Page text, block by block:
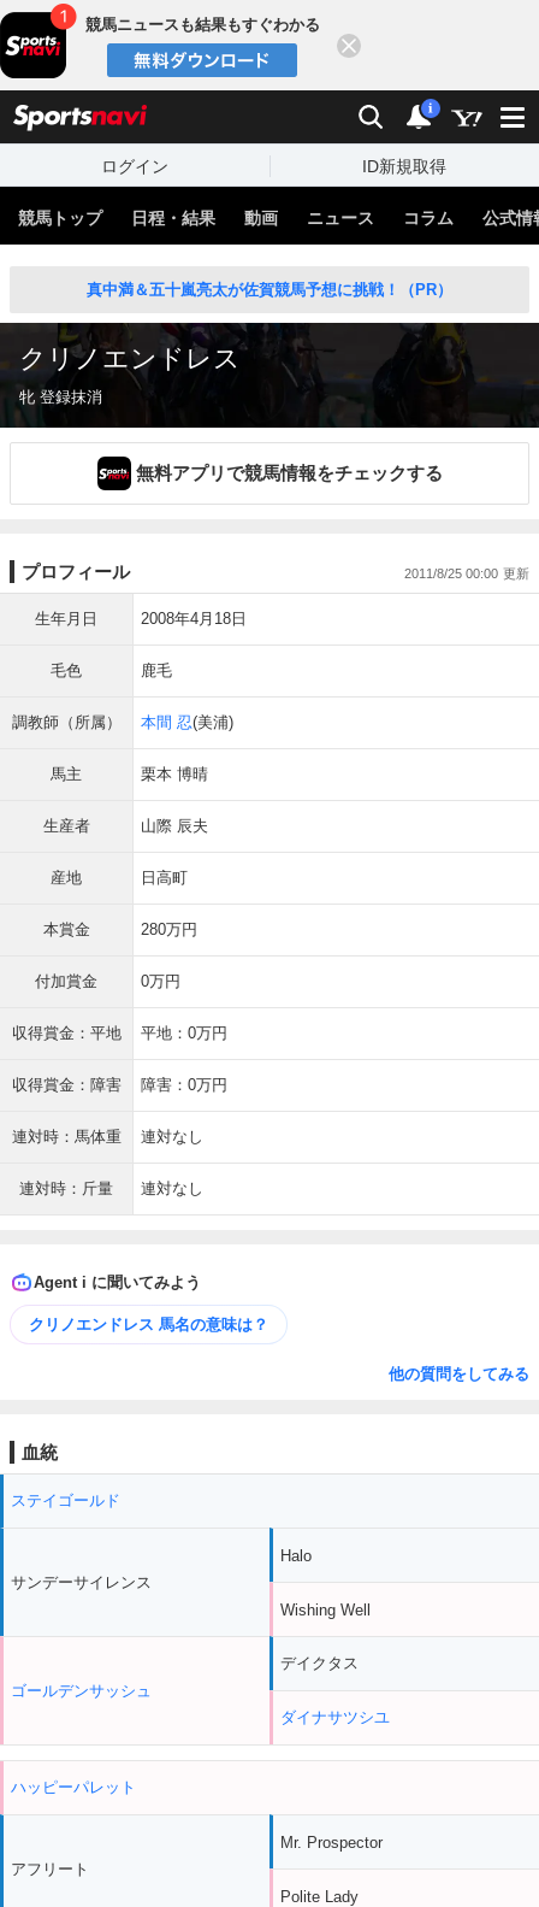
競馬ニュースも結果もすぐわかる
検索 通知
i
ログイン ID新規取得
競馬トップ 日程・結果 動画 ニュース コラム 公式情
真中満＆五十嵐亮太が佐賀競馬予想に挑戦！（PR）
クリノエンドレス
牝 登録抹消
無料アプリで競馬情報をチェックする
プロフィール 2011/8/25 00:00
生年月日 2008年4月18日
毛色 鹿毛
調教師（所属） 本間 忍(美浦)
馬主 栗本 博晴
生産者 山際 辰夫
産地 日高町
本賞金 280万円
付加賞金 0万円
収得賞金：平地 平地：0万円
収得賞金：障害 障害：0万円
連対時：馬体重 連対なし
連対時：斤量 連対なし
Agent i に聞いてみよう
クリノエンドレス 馬名の意味は？
他の質問をしてみる
血統
ステイゴールド
サンデーサイレンス
ゴールデンサッシュ
Halo
Wishing Well
デイクタス
ダイナサツシユ
ハッピーパレット
アフリート
Mr. Prospector
Polite Lady